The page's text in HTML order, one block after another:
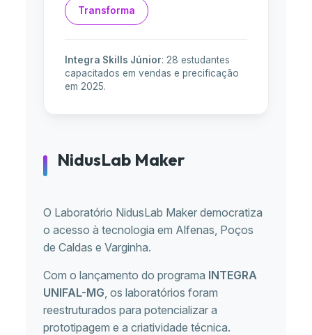
Transforma
Integra Skills Júnior: 28 estudantes
capacitados em vendas e precificação
em 2025.
NidusLab Maker
O Laboratório NidusLab Maker democratiza
o acesso à tecnologia em Alfenas, Poços
de Caldas e Varginha.
Com o lançamento do programa INTEGRA
UNIFAL-MG, os laboratórios foram
reestruturados para potencializar a
prototipagem e a criatividade técnica.